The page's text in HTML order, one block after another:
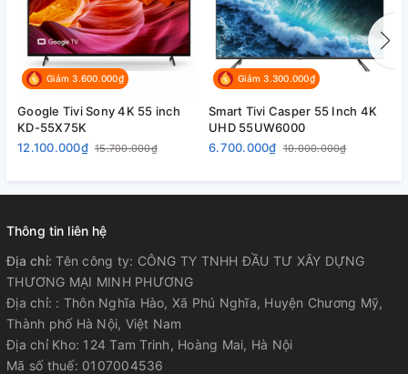
TÍNH NĂNG THÔNG MINH
Hệ điều
hành,
giao diện
Android TV
dụng sẵn
Các ứng
dụng phổ
biến có
thể tải
thêm
Các ứng dụng có trong kho ứng dụng
của TV
Giảm 3.600.000₫
Google Tivi Sony 4K 55 inch
KD-55X75K
12.100.000₫ 15.700.000₫
Giảm 3.300.000₫
Smart Tivi Casper 55 Inch 4K
UHD 55UW6000
6.700.000₫ 10.000.000₫
Thông tin liên hệ
Địa chỉ:Tên công ty: CÔNG TY TNHH ĐẦU TƯ XÂY DỰNG
THƯƠNG MẠI MINH PHƯƠNG
Địa chỉ: : Thôn Nghĩa Hào, Xã Phú Nghĩa, Huyện Chương Mỹ,
Thành phố Hà Nội, Việt Nam
Địa chỉ Kho: 124 Tam Trinh, Hoàng Mai, Hà Nội
Mã số thuế: 0107004536